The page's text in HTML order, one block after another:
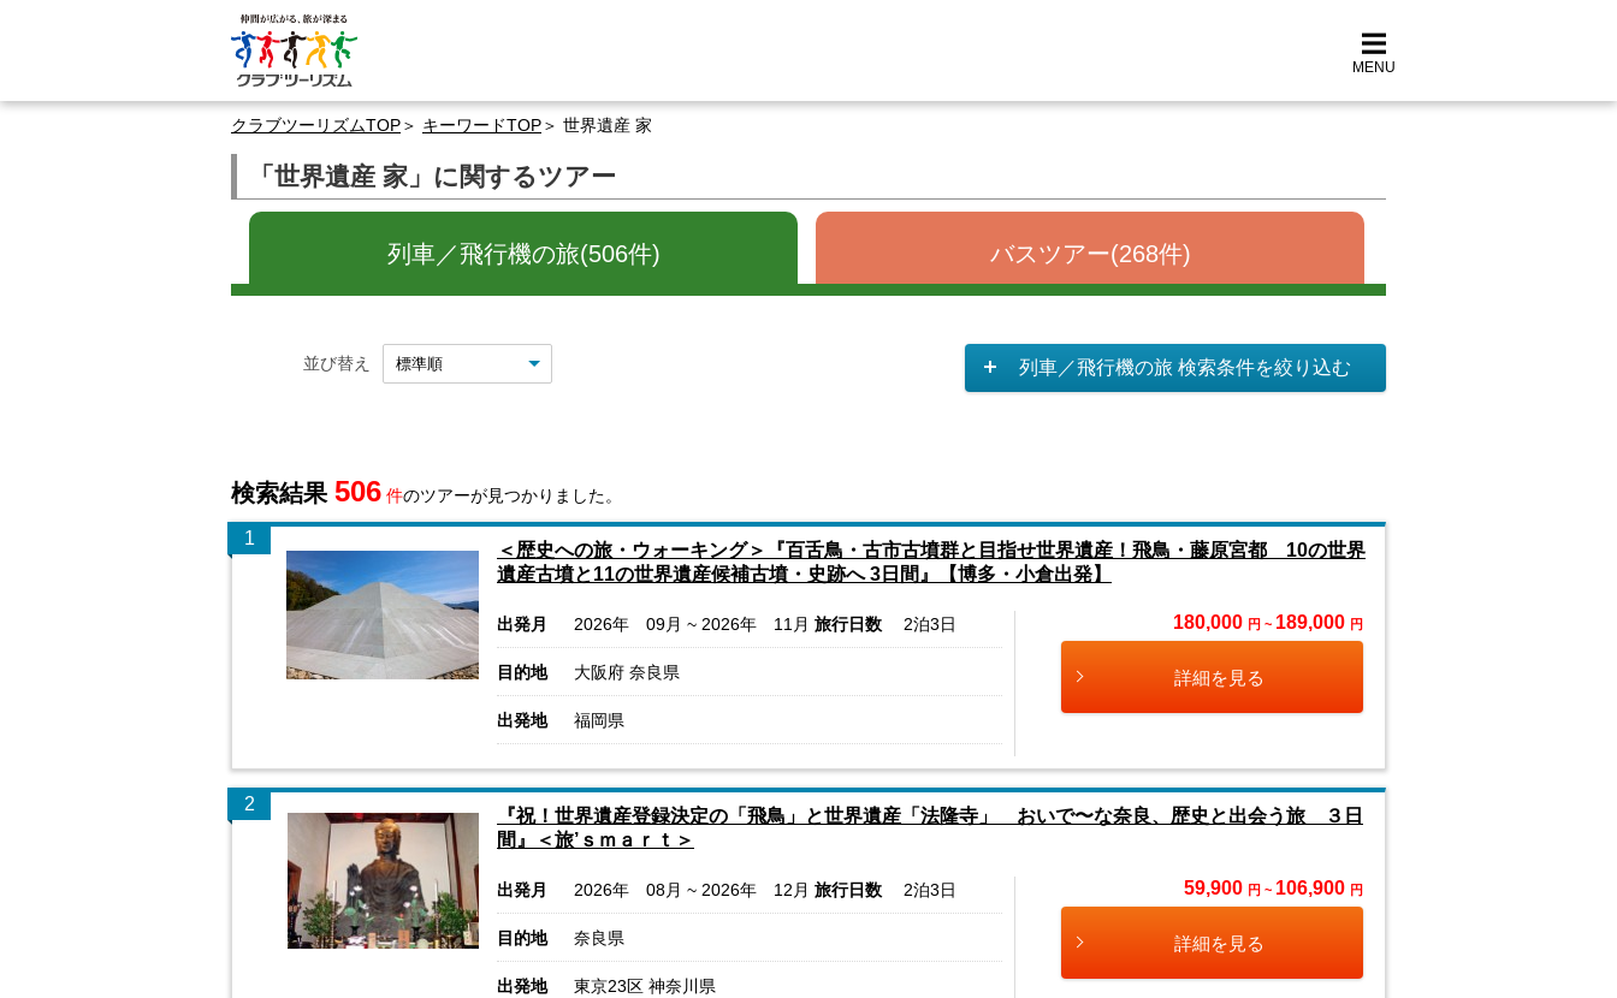
MENU
クラブツーリズムTOP キーワードTOP 世界遺産 家
「世界遺産 家」に関するツアー
列車／飛行機の旅(506件) バスツアー(268件)
並び替え 列車／飛行機の旅 検索条件を絞り込む
検索結果 506 件のツアーが見つかりました。
1
＜歴史への旅・ウォーキング＞『百舌鳥・古市古墳群と目指せ世界遺産！飛鳥・藤原宮都 10の世界
遺産古墳と11の世界遺産候補古墳・史跡へ 3日間』【博多・小倉出発】
出発月 2026年 09月 ~ 2026年 11月 旅行日数 2泊3日
目的地 大阪府 奈良県
出発地 福岡県
180,000 円 ~ 189,000 円
詳細を見る
2
『祝！世界遺産登録決定の「飛鳥」と世界遺産「法隆寺」 おいで〜な奈良、歴史と出会う旅 ３日
間』＜旅’ｓｍａｒｔ＞
出発月 2026年 08月 ~ 2026年 12月 旅行日数 2泊3日
目的地 奈良県
出発地 東京23区 神奈川県
59,900 円 ~ 106,900 円
詳細を見る